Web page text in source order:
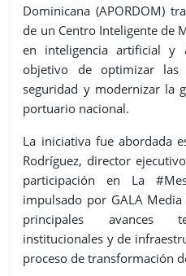
Dominicana (APORDOM)
de un Centro Inteligente de
en inteligencia artificial y
objetivo de optimizar las
seguridad y modernizar la
portuario nacional.
La iniciativa fue abordada
Rodríguez, director
participación en La
impulsado por GALA
principales avances
institucionales y de
proceso de transformación